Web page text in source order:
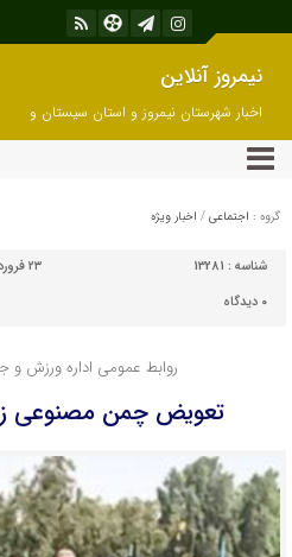
نیمروز آنلاین
اخبار شهرستان نیمروز و استان سیستان و
بلوچستان
گروه : اجتماعی / اخبار ویژه
شناسه : 13281
۲۳ فروردین ۱۴۰۵ - ۱۱:۰۲
۰ دیدگاه
روابط عمومی اداره ورزش و
تعویض چمن مصنوعی